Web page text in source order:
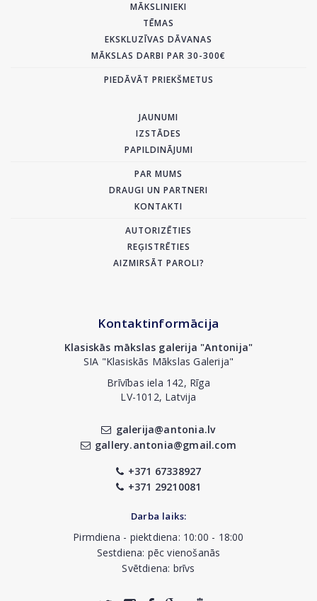
MĀKSLINIEKI
TĒMAS
EKSKLUZĪVAS DĀVANAS
MĀKSLAS DARBI PAR 30-300€
PIEDĀVĀT PRIEKŠMETUS
JAUNUMI
IZSTĀDES
PAPILDINĀJUMI
PAR MUMS
DRAUGI UN PARTNERI
KONTAKTI
AUTORIZĒTIES
REĢISTRĒTIES
AIZMIRSĀT PAROLI?
Kontaktinformācija
Klasiskās mākslas galerija "Antonija"
SIA "Klasiskās Mākslas Galerija"
Brīvības iela 142, Rīga
LV-1012, Latvija
galerija@antonia.lv
gallery.antonia@gmail.com
+371 67338927
+371 29210081
Darba laiks:
Pirmdiena - piektdiena: 10:00 - 18:00
Sestdiena: pēc vienošanās
Svētdiena: brīvs